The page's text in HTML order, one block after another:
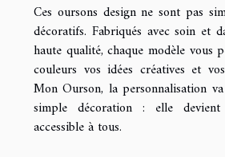
Ces oursons design ne sont pas
décoratifs. Fabriqués avec soin et
haute qualité, chaque modèle vous
couleurs vos idées créatives et
Mon Ourson, la personnalisation
simple décoration : elle
accessible à tous.